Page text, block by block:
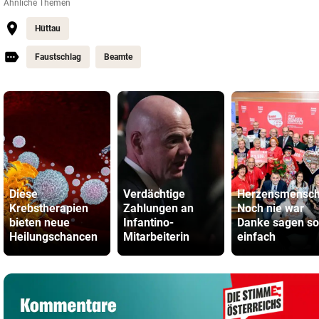
Ähnliche Themen
Hüttau
Faustschlag Beamte
Diese
Krebstherapien
bieten neue
Heilungschancen
Verdächtige
Zahlungen an
Infantino-
Mitarbeiterin
Noch nie war
Danke sagen so
einfach